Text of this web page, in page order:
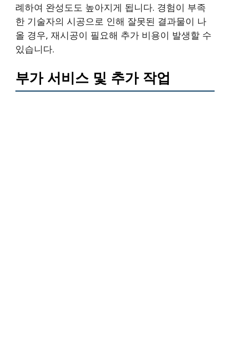
례하여 완성도도 높아지게 됩니다. 경험이 부족
한 기술자의 시공으로 인해 잘못된 결과물이 나
올 경우, 재시공이 필요해 추가 비용이 발생할 수
있습니다.
부가 서비스 및 추가 작업